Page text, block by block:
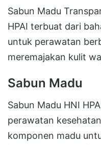
Sabun Madu
HPAI terbuat dari
untuk perawatan
meremajakan kulit
Sabun Madu
Sabun Madu HNI
perawatan
komponen madu